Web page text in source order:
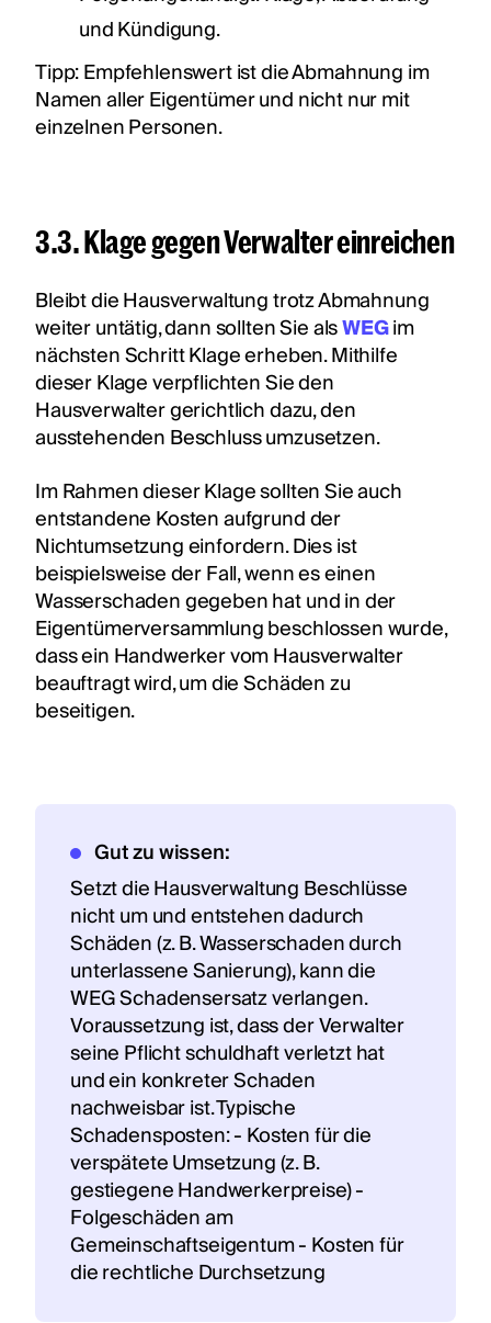
und Kündigung.
Tipp: Empfehlenswert ist die Abmahnung im
Namen aller Eigentümer und nicht nur mit
einzelnen Personen.
3.3. Klage gegen Verwalter einreichen
Bleibt die Hausverwaltung trotz Abmahnung
weiter untätig, dann sollten Sie alsWEGim
nächsten Schritt Klage erheben. Mithilfe
dieser Klage verpflichten Sie den
Hausverwalter gerichtlich dazu, den
ausstehenden Beschluss umzusetzen.
Im Rahmen dieser Klage sollten Sie auch
entstandene Kosten aufgrund der
Nichtumsetzung einfordern. Dies ist
beispielsweise der Fall, wenn es einen
Wasserschaden gegeben hat und in der
Eigentümerversammlung beschlossen wurde,
dass ein Handwerker vom Hausverwalter
beauftragt wird, um die Schäden zu
beseitigen.
Gut zu wissen:
Setzt die Hausverwaltung Beschlüsse
nicht um und entstehen dadurch
Schäden (z. B. Wasserschaden durch
unterlassene Sanierung), kann die
WEG Schadensersatz verlangen.
Voraussetzung ist, dass der Verwalter
seine Pflicht schuldhaft verletzt hat
und ein konkreter Schaden
nachweisbar ist. Typische
Schadensposten: - Kosten für die
verspätete Umsetzung (z. B.
gestiegene Handwerkerpreise) -
Folgeschäden am
Gemeinschaftseigentum - Kosten für
die rechtliche Durchsetzung